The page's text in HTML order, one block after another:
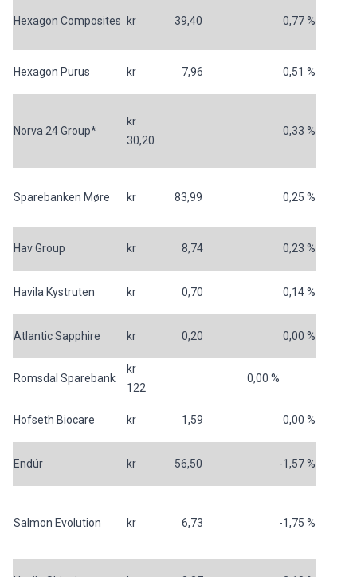
Hexagon Composites kr 39,40 0,77 %
Hexagon Purus kr 7,96 0,51 %
Norva 24 Group*
kr
30,20
0,33 %
Sparebanken Møre kr 83,99 0,25 %
Hav Group kr 8,74 0,23 %
Havila Kystruten kr 0,70 0,14 %
Atlantic Sapphire kr 0,20 0,00 %
Romsdal Sparebank
kr
122
0,00 %
Hofseth Biocare kr 1,59 0,00 %
Endúr kr 56,50 -1,57 %
Salmon Evolution kr 6,73 -1,75 %